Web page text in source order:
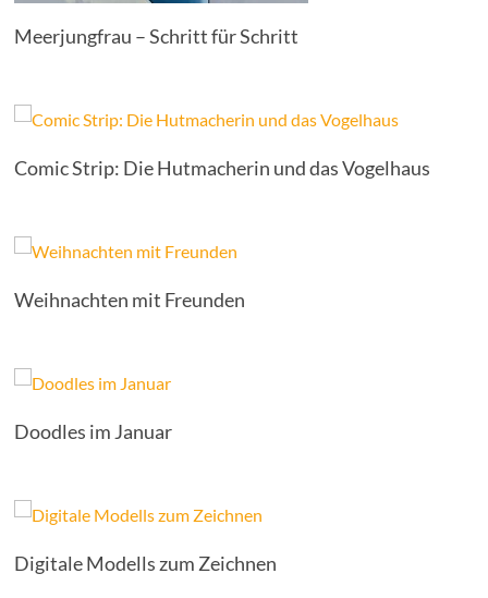
Meerjungfrau – Schritt für Schritt
Comic Strip: Die Hutmacherin und das Vogelhaus
Weihnachten mit Freunden
Doodles im Januar
Digitale Modells zum Zeichnen